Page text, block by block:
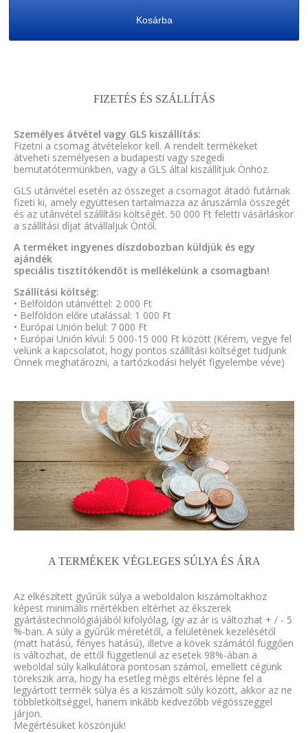
Kosárba
FIZETÉS ÉS SZÁLLÍTÁS
Személyes átvétel vagy GLS kiszállítás:
Fizetni a csomag átvételekor kell. A rendelt termékeket
átveheti személyesen a budapesti vagy szegedi
bemutatótermünkben, vagy a GLS által kiszállítjuk Önhöz.
GLS utánvétel esetén az összeget a csomagot átadó futárnak
fizeti ki, amely együttesen tartalmazza az áruszámla összegét
és az utánvétel szállítási költségét. 50 000 Ft feletti vásárláskor
a szállítási díjat átvállaljuk Öntől.
A terméket ingyenes díszdobozban küldjük és egy
ajándék
speciális tisztítókendőt is mellékelünk a csomagban!
Szállítási költség:
• Belföldön utánvéttel: 2 000 Ft
• Belföldön előre utalással: 1 000 Ft
• Európai Unión belül: 7 000 Ft
• Európai Unión kívül: 5 000-15 000 Ft között (Kérem, vegye fel
velünk a kapcsolatot, hogy pontos szállítási költséget tudjunk
Önnek meghatározni, a tartózkodási helyét figyelembe véve)
A TERMÉKEK VÉGLEGES SÚLYA ÉS ÁRA
Az elkészített gyűrűk súlya a weboldalon kiszámoltakhoz
képest minimális mértékben eltérhet az ékszerek
gyártástechnológiájából kifolyólag, így az ár is változhat + / - 5
%-ban. A súly a gyűrűk méretétől, a felületének kezelésétől
(matt hatású, fényes hatású), illetve a kövek számától függően
is változhat, de ettől függetlenül az esetek 98%-ában a
weboldal súly kalkulátora pontosan számol, emellett cégünk
törekszik arra, hogy ha esetleg mégis eltérés lépne fel a
legyártott termék súlya és a kiszámolt súly között, akkor az ne
többletköltséggel, hanem inkább kedvezőbb végösszeggel
járjon.
Megértésüket köszönjük!